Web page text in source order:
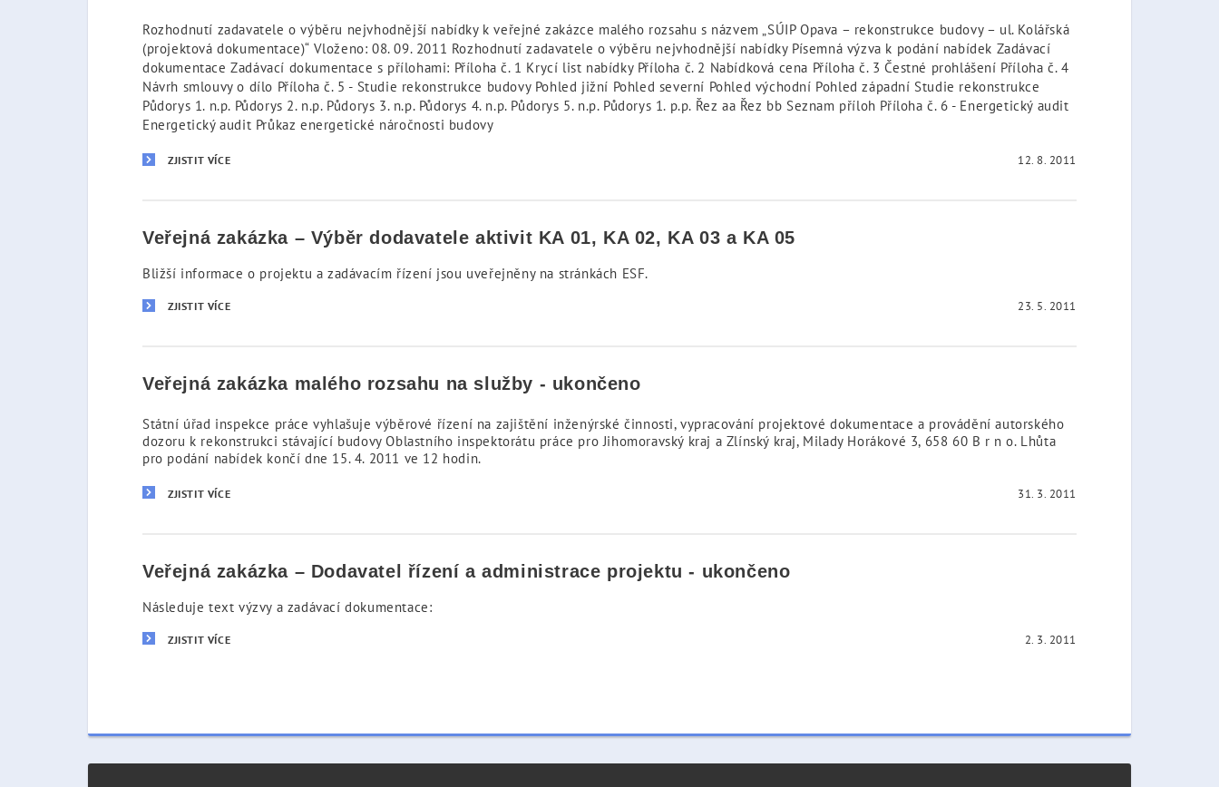
Rozhodnutí zadavatele o výběru nejvhodnější nabídky k veřejné zakázce malého rozsahu s názvem „SÚIP Opava – rekonstrukce budovy – ul. Kolářská
(projektová dokumentace)“ Vloženo: 08. 09. 2011 Rozhodnutí zadavatele o výběru nejvhodnější nabídky Písemná výzva k podání nabídek Zadávací
dokumentace Zadávací dokumentace s přílohami: Příloha č. 1 Krycí list nabídky Příloha č. 2 Nabídková cena Příloha č. 3 Čestné prohlášení Příloha č. 4
Návrh smlouvy o dílo Příloha č. 5 - Studie rekonstrukce budovy Pohled jižní Pohled severní Pohled východní Pohled západní Studie rekonstrukce
Půdorys 1. n.p. Půdorys 2. n.p. Půdorys 3. n.p. Půdorys 4. n.p. Půdorys 5. n.p. Půdorys 1. p.p. Řez aa Řez bb Seznam příloh Příloha č. 6 - Energetický audit
Energetický audit Průkaz energetické náročnosti budovy
ZJISTIT VÍCE 12. 8. 2011
Veřejná zakázka – Výběr dodavatele aktivit KA 01, KA 02, KA 03 a KA 05
Bližší informace o projektu a zadávacím řízení jsou uveřejněny na stránkách ESF.
ZJISTIT VÍCE 23. 5. 2011
Veřejná zakázka malého rozsahu na služby - ukončeno
Státní úřad inspekce práce vyhlašuje výběrové řízení na zajištění inženýrské činnosti, vypracování projektové dokumentace a provádění autorského
dozoru k rekonstrukci stávající budovy Oblastního inspektorátu práce pro Jihomoravský kraj a Zlínský kraj, Milady Horákové 3, 658 60 B r n o. Lhůta
pro podání nabídek končí dne 15. 4. 2011 ve 12 hodin.
ZJISTIT VÍCE 31. 3. 2011
Veřejná zakázka – Dodavatel řízení a administrace projektu - ukončeno
Následuje text výzvy a zadávací dokumentace:
ZJISTIT VÍCE 2. 3. 2011